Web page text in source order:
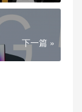
下一篇 »